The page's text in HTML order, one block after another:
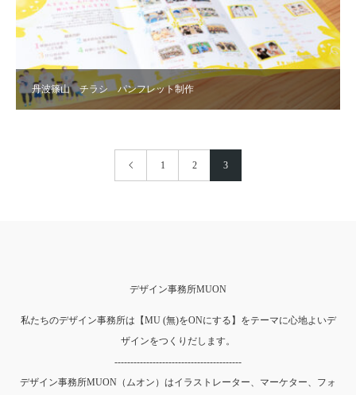
丹波篠山 チラシ パンフレット制作
1 2 3
デザイン事務所MUON
私たちのデザイン事務所は【MU (無)をONにする】をテーマに心地よいデ
ザインをつくりだします。
----------------------------------------
デザイン事務所MUON（ムオン）はイラストレーター、マーケター、フォ